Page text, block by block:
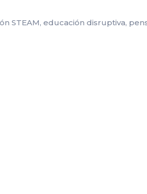
STEAM, educación disruptiva,